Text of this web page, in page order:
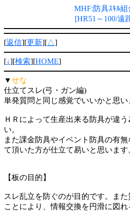
MHF:防具ｽｷﾙ組
[HR51～100/遠
[返信][更新][△]
[↓][検索][HOME]
▼せな
仕立てスレ(弓・ガン編)
単発質問と同じ感覚でいいかと思い
ＨＲによって生産出来る防具が違
い。
また課金防具やイベント防具の有
て頂いた方が仕立て易いと思います
【板の目的】
スレ乱立を防ぐのが目的です。ま
ことにより、情報交換を円滑に図れ